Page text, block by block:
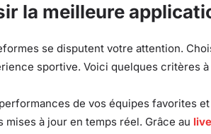
la meilleure
se disputent votre attention.
sportive. Voici quelques critères
de vos équipes favorites
mises à jour en temps réel. Grâce au